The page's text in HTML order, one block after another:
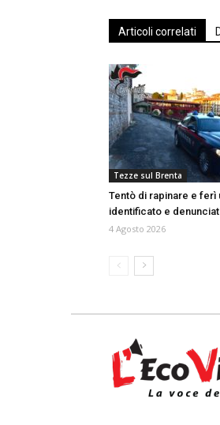
Articoli correlati
Tezze sul Brenta
Tentò di rapinare e ferì
identificato e
4 Agosto 2026